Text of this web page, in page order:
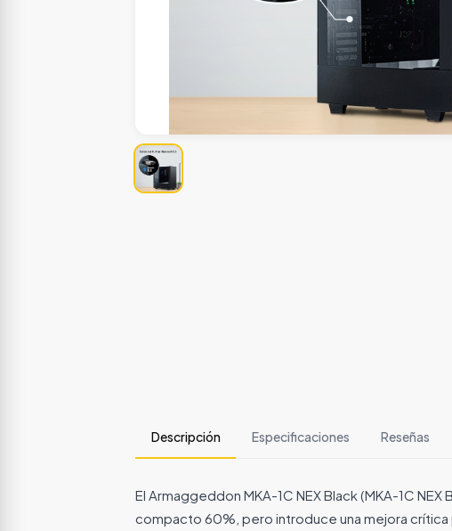
Descripción Especificaciones Reseñas
El Armaggeddon MKA-1C NEX Black (MKA-1C
compacto 60%, pero introduce una mejora